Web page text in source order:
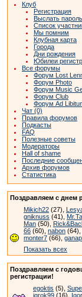
Клуб
Регистрация
Выслать пароль
Список
Мы помним
Клубная карта
Города
Дни рождения
Юбилеи
Все форумы
Форум Lost
Форум Photo
Форум Music
Форум Club
Форум Ad
Чат (0)
Правила форумов
Подкасты
FAQ
Полезные советы
Модераторы
Hall of shame
Последние
Архив форумов
Статистика
Поздравляем с днем
Mikich22 (27),
gniknuss (41),
Man (50),
66 (60), nabon (64),
monter7 (66),
Показать всех
Поздравляем с
регистрации!
egoktis (5),
igrok99 (16),